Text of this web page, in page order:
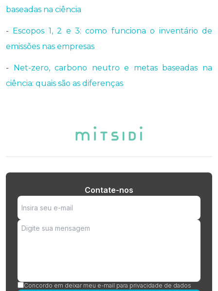
baseadas na ciência
- Escopos 1, 2 e 3: como funciona o inventário de
emissões nas empresas
- Net-zero, carbono neutro e metas baseadas na
ciência: quais são as diferenças
Contate-nos
Concordo em deixar meu e-mail para privacidade de dados